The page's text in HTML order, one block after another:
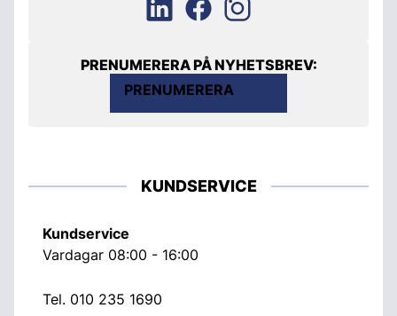
PRENUMERERA PÅ NYHETSBREV:
PRENUMERERA
KUNDSERVICE
Kundservice
Vardagar 08:00 - 16:00
Tel. 010 235 1690